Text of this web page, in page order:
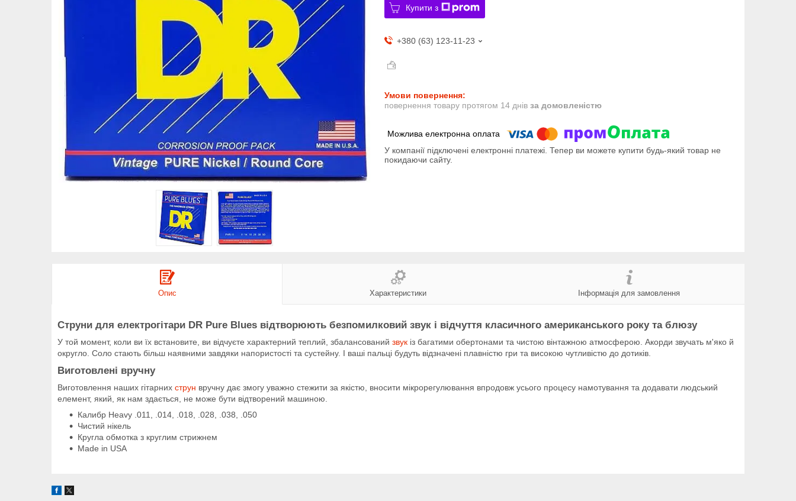
Купити з
+380 (63) 123-11-23
повернення товару протягом 14 днів за домовленістю
У компанії підключені електронні платежі. Тепер ви можете купити будь-який товар не
покидаючи сайту.
Опис Характеристики Інформація для замовлення
Струни для електрогітари DR Pure Blues відтворюють безпомилковий звук і відчуття класичного американського року та блюзу
У той момент, коли ви їх встановите, ви відчуєте характерний теплий, збалансований звук із багатими обертонами та чистою вінтажною атмосферою. Акорди звучать м'яко й
округло. Соло стають більш наявними завдяки напористості та сустейну. І ваші пальці будуть відзначені плавністю гри та високою чутливістю до дотиків.
Виготовлені вручну
Виготовлення наших гітарних струн вручну дає змогу уважно стежити за якістю, вносити мікрорегулювання впродовж усього процесу намотування та додавати людський
елемент, який, як нам здається, не може бути відтворений машиною.
Калибр Heavy .011, .014, .018, .028, .038, .050
Чистий нікель
Кругла обмотка з круглим стрижнем
Made in USA